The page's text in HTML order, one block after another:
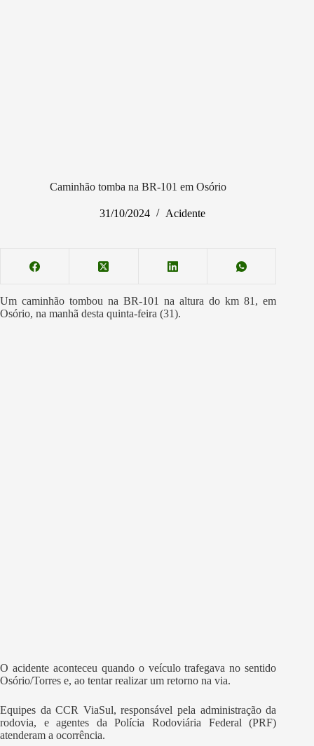
Caminhão tomba na BR-101 em Osório
31/10/2024 Acidente
Um caminhão tombou na BR-101 na altura do km 81, em
Osório, na manhã desta quinta-feira (31).
O acidente aconteceu quando o veículo trafegava no sentido
Osório/Torres e, ao tentar realizar um retorno na via.
Equipes da CCR ViaSul, responsável pela administração da
rodovia, e agentes da Polícia Rodoviária Federal (PRF)
atenderam a ocorrência.